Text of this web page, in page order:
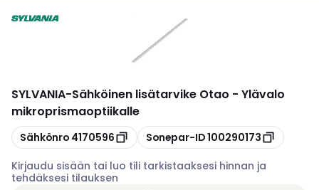
SYLVANIA-Sähköinen lisätarvike Otao - Ylävalo
mikroprismaoptiikalle
Kopioi
Sähkönro 4170596 Kopioi
Sonepar-ID100290173
Kirjaudu sisään tai luo tili tarkistaaksesi hinnan ja
tehdäksesi tilauksen